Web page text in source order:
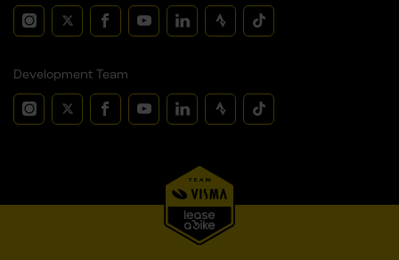
Development Team